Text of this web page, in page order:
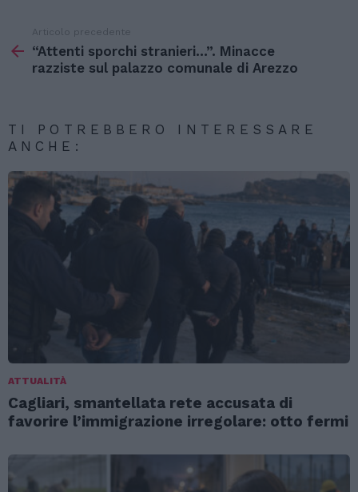
di
Articolo precedente
“Attenti sporchi stranieri…”. Minacce
razziste sul palazzo comunale di Arezzo
TI POTREBBERO INTERESSARE
ANCHE:
ATTUALITÀ
Cagliari, smantellata rete accusata di
favorire l’immigrazione irregolare: otto fermi